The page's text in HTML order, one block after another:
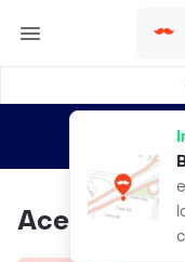
envíos
Aceite 5w30